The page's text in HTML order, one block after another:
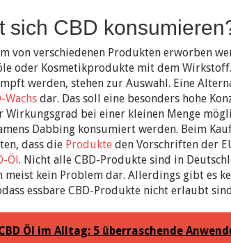
sich CBD
von verschiedenen Produkten erworben
oder Kosmetikprodukte mit dem
werden, stehen zur Auswahl. Eine
Wachs dar. Das soll eine besonders hohe
Wirkungsgrad bei einer kleinen Menge
Dabbing konsumiert werden. Beim
dass die Produkte den Vorschriften der
Öl. Nicht alle CBD-Produkte sind in
meist kein Problem dar. Allerdings gibt es
essbare CBD-Produkte nicht erlaubt
Öl im Alltag: 5 überraschende